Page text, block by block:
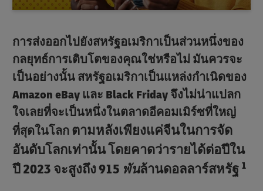
การส่งออกไปยังสหรัฐอเมริกาเป็นส่วนหนึ่งของ
กลยุทธ์การเติบโตของคุณใช่หรือไม่ มันควรจะ
เป็นอย่างนั้น สหรัฐอเมริกาเป็นแหล่งกำเนิดของ
Amazon eBay และ Black Friday จึงไม่น่าแปลก
ใจเลยที่จะเป็นหนึ่งในตลาดอีคอมเมิร์ซที่ใหญ่
ที่สุดในโลก ตามหลังเพียงแค่จีนในการจัด
อันดับโลกเท่านั้น โดยคาดว่ารายได้ต่อปีใน
ปี 2023 จะสูงถึง 915 พันล้านดอลลาร์สหรัฐ 1